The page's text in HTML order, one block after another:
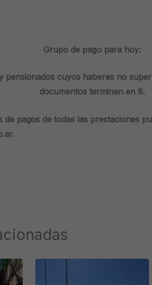
Grupo de pago para hoy:
pensionados cuyos haberes no
documentos terminan en 8.
de pagos de todas las prestaciones